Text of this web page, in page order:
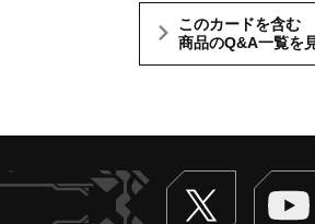
このカードを含む
商品のQ&A一覧を
Twitter